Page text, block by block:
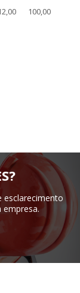
100,00
esclarecimento